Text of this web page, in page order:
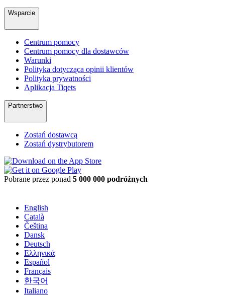
Wsparcie
Centrum pomocy
Centrum pomocy dla dostawców
Warunki
Polityka dotycząca opinii klientów
Polityka prywatności
Aplikacja Tiqets
Partnerstwo
Zostań dostawcą
Zostań dystrybutorem
Pobrane przez ponad 5 000 000 podróżnych
English
Català
Čeština
Dansk
Deutsch
Ελληνικά
Español
Français
한국어
Italiano